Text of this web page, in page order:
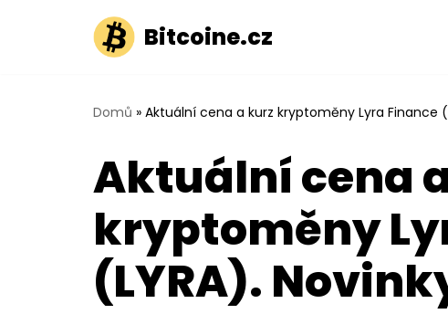
Bitcoine.cz
Domů » Aktuální cena a kurz kryptoměny Lyra Finance
Aktuální cena
kryptoměny
(LYRA).